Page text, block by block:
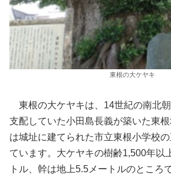
東根の大ケヤキ
東根の大ケヤキは、14世紀の南北
支配していた小田島長義が築いた東
は城址に建てられた市立東根小学校
ています。大ケヤキの樹齢1,500年以
トル、幹は地上5.5メートルのところ